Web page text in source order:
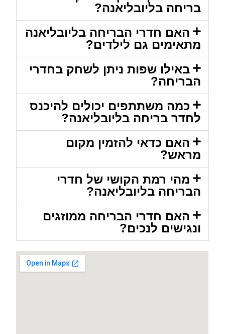
בריחה בליובליאנה?
האם חדרי הבריחה בליובליאנה
מתאימים גם לילדים?
באילו שפות ניתן לשחק בחדרי
הבריחה?
כמה משתתפים יכולים להיכנס
לחדר בריחה בליובליאנה?
האם כדאי להזמין מקום
מראש?
מהי רמת הקושי של חדרי
הבריחה בליובליאנה?
האם חדרי הבריחה ממוזגים
ונגישים לנכים?